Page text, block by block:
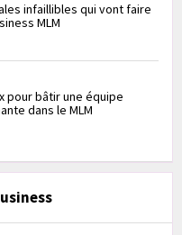
infaillibles qui vont faire
MLM
pour bâtir une équipe
dans le MLM